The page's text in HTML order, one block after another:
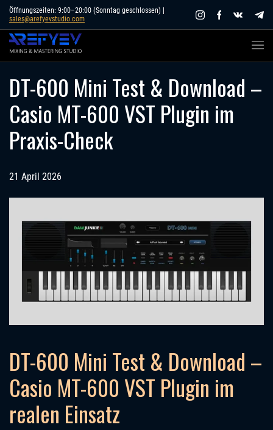
Skip
content
Öffnungszeiten: 9:00–20:00 (Sonntag geschlossen) |
sales@arefyevstudio.com
DT-600 Mini Test & Download –
Casio MT-600 VST Plugin im
Praxis-Check
21 April 2026
DT-600 Mini Test & Download –
Casio MT-600 VST Plugin im
realen Einsatz